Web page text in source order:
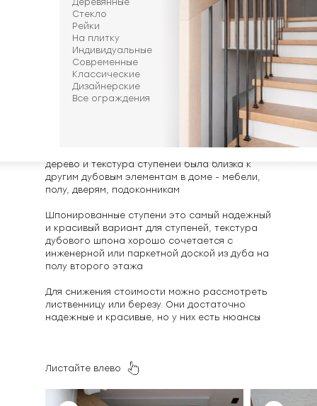
Деревянные
Стекло
Рейки
На плитку
Индивидуальные
Современные
Классические
Дизайнерские
Все ограждения
Сращенный ясень подойдет если нужен
надежный вариант для ступеней по
минимальной стоимости. Цельноламельный
ясень – если нужен однородный и красивый
внешний вид, но вы не видите разницы в
Цельноламельный дуб выбирают когда важно
дерево и текстура ступеней была близка к
другим дубовым элементам в доме - мебели,
полу, дверям, подоконникам
Шпонированные ступени это самый надежный
и красивый вариант для ступеней, текстура
дубового шпона хорошо сочетается с
инженерной или паркетной доской из дуба на
полу второго этажа
Для снижения стоимости можно рассмотреть
лиственницу или березу. Они достаточно
надежные и красивые, но у них есть нюансы
Какое дерево выбрать? Отличия
Листайте влево